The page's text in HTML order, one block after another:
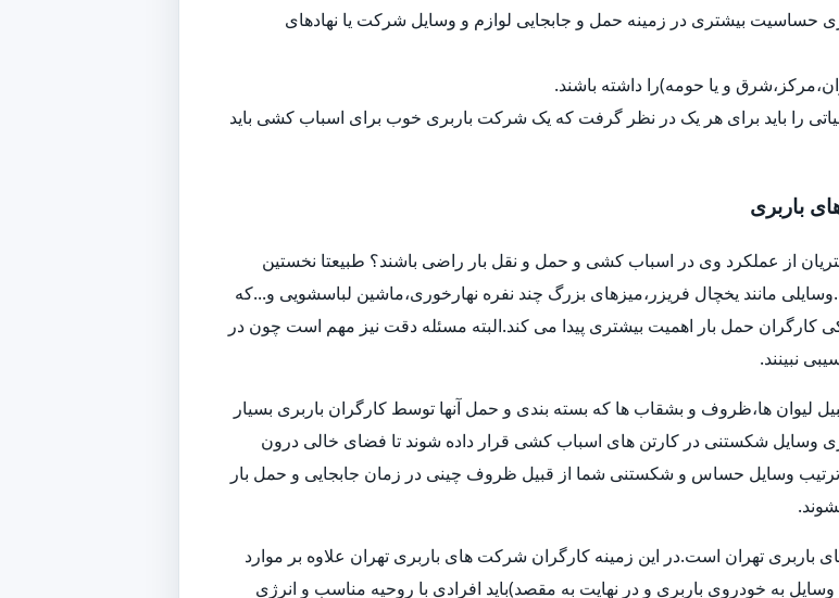
حساسیت بیشتری در زمینه حمل و جابجایی لوازم و وسایل شرکت یا نهادهای
و یا حومه)را داشته باشند.
را باید برای هر یک در نظر گرفت که یک شرکت باربری خوب برای اسباب کشی باید
باربری
از عملکرد وی در اسباب کشی و حمل و نقل بار راضی باشند؟ طبیعتا نخستین
مانند یخچال فریزر،میزهای بزرگ چند نفره نهارخوری،ماشین لباسشویی و...که
کارگران حمل بار اهمیت بیشتری پیدا می کند.البته مسئله دقت نیز مهم است چون در
نبینند.
لیوان ها،ظروف و بشقاب ها که بسته بندی و حمل آنها توسط کارگران باربری بسیار
شکستنی در کارتن های اسباب کشی قرار داده شوند تا فضای خالی درون
ترتیب وسایل حساس و شکستنی شما از قبیل ظروف چینی در زمان جابجایی و حمل بار
تهران است.در این زمینه کارگران شرکت های باربری تهران علاوه بر موارد
به خودروی باربری و در نهایت به مقصد)باید افرادی با روحیه مناسب و انرژی